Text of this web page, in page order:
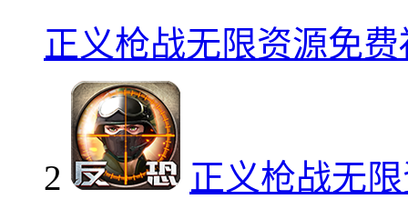
正义枪战无限资源免
2
正义枪战无